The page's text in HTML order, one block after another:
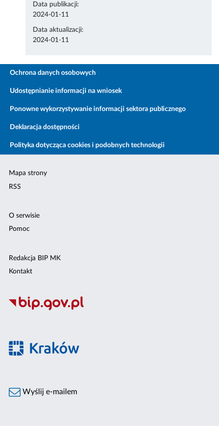
Data publikacji:
2024-01-11
Data aktualizacji:
2024-01-11
Ochrona danych osobowych
Udostępnianie informacji na wniosek
Ponowne wykorzystywanie informacji sektora publicznego
Deklaracja dostępności
Polityka dotycząca cookies i podobnych technologii
Mapa strony
RSS
O serwisie
Pomoc
Redakcja BIP MK
Kontakt
Wyślij e-mailem